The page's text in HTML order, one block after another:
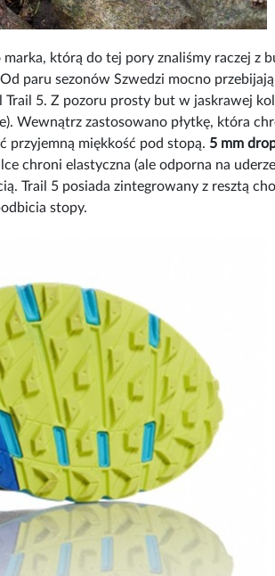
którą do tej pory znaliśmy raczej z
paru sezonów Szwedzi mocno
5. Z pozoru prosty but w jaskrawej
Wewnątrz zastosowano płytkę, która
przyjemną miękkość pod stopą. 5 mm
chroni elastyczna (ale odporna na
Trail 5 posiada zintegrowany z resztą
stopy.